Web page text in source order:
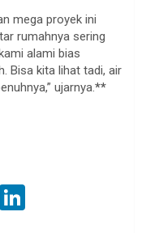
mega proyek ini
rumahnya sering
alami bias
Bisa kita lihat tadi, air
ujarnya.**